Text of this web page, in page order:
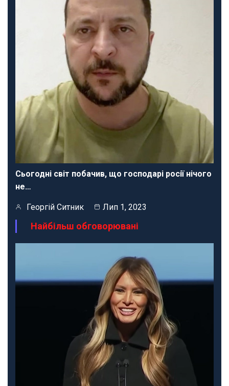
Сьогодні світ побачив, що господарі росії нічого
не…
Георгій Ситник Лип 1, 2023
Найбільш обговорювані